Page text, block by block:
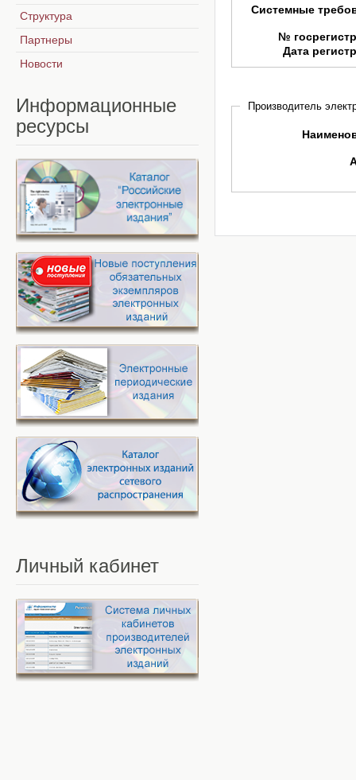
Системные
№
Дата
Производитель
Структура
Партнеры
Новости
Информационные
ресурсы
Личный кабинет